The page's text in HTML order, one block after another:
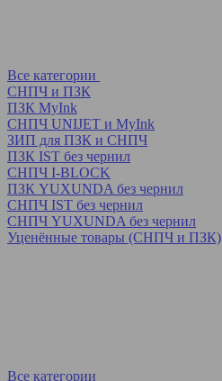
Все категории
СНПЧ и ПЗК
ПЗК MyInk
СНПЧ UNIJET и MyInk
ЗИП для ПЗК и СНПЧ
ПЗК IST без чернил
СНПЧ I-BLOCK
ПЗК YUXUNDA без чернил
СНПЧ IST без чернил
СНПЧ YUXUNDA без чернил
Уценённые товары (СНПЧ и ПЗК)
Все категории